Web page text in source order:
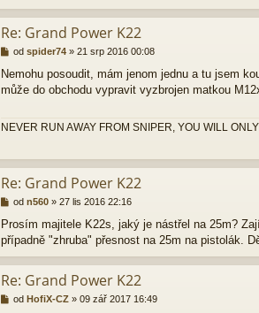
ě
v
Re: Grand Power K22
P
í
s
v
od spider74 » 21 srp 2016 00:08
Nemohu posoudit, mám jenom jednu a tu jsem
může do obchodu vypravit vyzbrojen matkou
NEVER RUN AWAY FROM SNIPER, YOU WILL
Re: Grand Power K22
P
í
s
ě
v
od n560 » 27 lis 2016 22:16
Prosím majitele K22s, jaký je nástřel na 25m?
případně "zhruba" přesnost na 25m na pistolák.
Re: Grand Power K22
Pod HofiX-CZ » 09 zář 2017 16:49